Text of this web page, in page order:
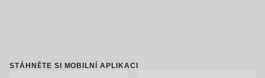
STÁHNĚTE SI MOBILNÍ APLIKACI